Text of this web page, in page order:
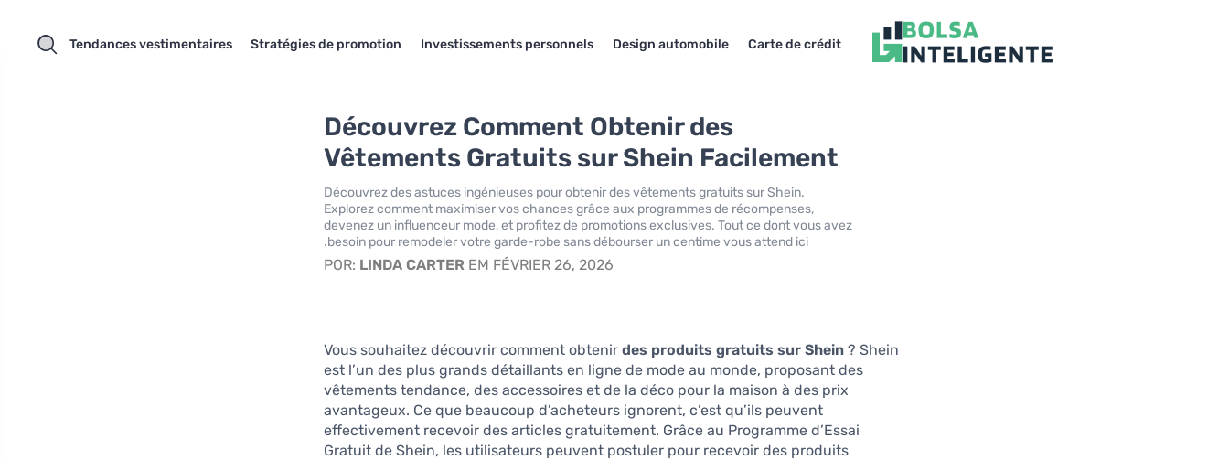
Carte de crédit
Design automobile
Investissements personnels
Stratégies de promotion
Tendances vestimentaires
Découvrez Comment Obtenir des
Vêtements Gratuits sur Shein Facilement
Découvrez des astuces ingénieuses pour obtenir des vêtements gratuits sur Shein.
Explorez comment maximiser vos chances grâce aux programmes de récompenses,
devenez un influenceur mode, et profitez de promotions exclusives. Tout ce dont vous avez
besoin pour remodeler votre garde-robe sans débourser un centime vous attend ici.
POR: LINDA CARTER EM FÉVRIER 26, 2026
Vous souhaitez découvrir comment obtenirdes produits gratuits sur Shein ? Shein
est l’un des plus grands détaillants en ligne de mode au monde, proposant des
vêtements tendance, des accessoires et de la déco pour la maison à des prix
avantageux. Ce que beaucoup d’acheteurs ignorent, c’est qu’ils peuvent
effectivement recevoir des articles gratuitement. Grâce au Programme d’Essai
Gratuit de Shein, les utilisateurs peuvent postuler pour recevoir des produits